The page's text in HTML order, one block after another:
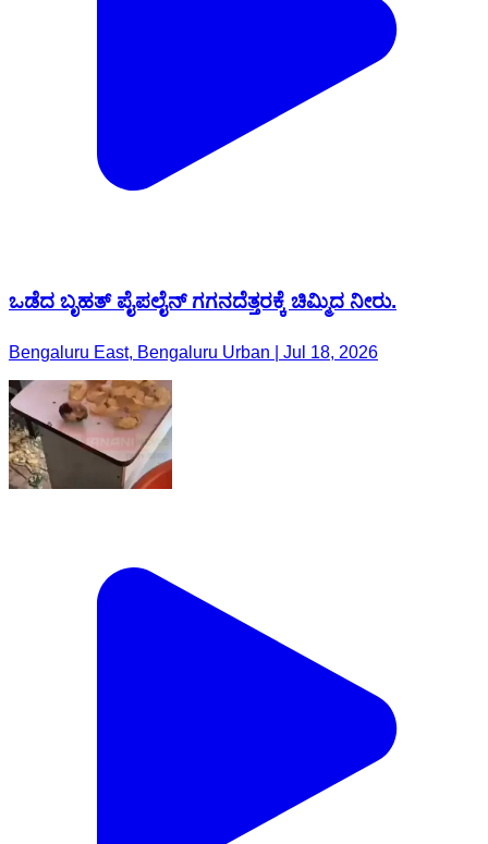
ಒಡೆದ ಬೃಹತ್ ಪೈಪಲೈನ್ ಗಗನದೆತ್ತರಕ್ಕೆ ಚಿಮ್ಮಿದ ನೀರು.
Bengaluru East, Bengaluru Urban | Jul 18, 2026